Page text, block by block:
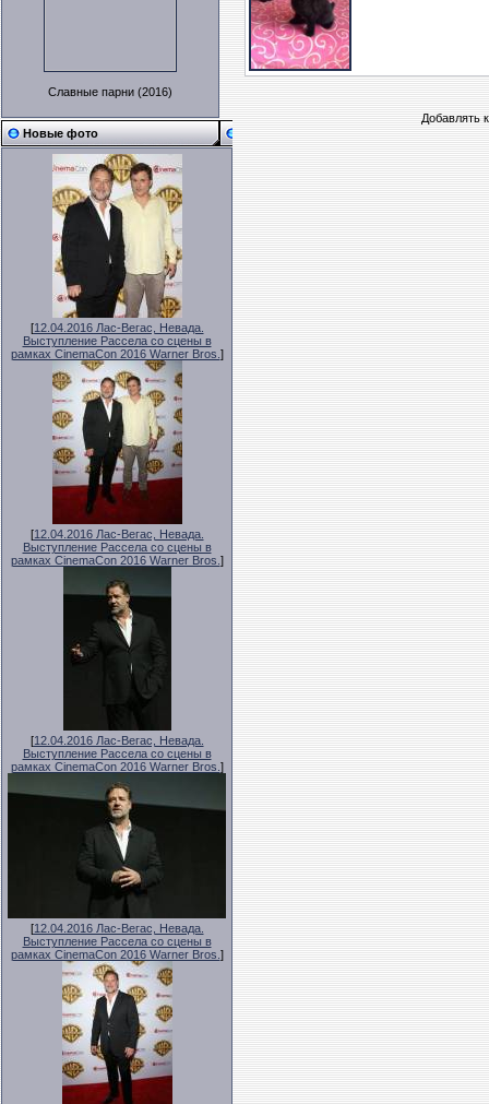
Славные парни (2016)
Новые фото
[12.04.2016 Лас-Вегас, Невада.
Выступление Рассела со сцены в
рамках CinemaCon 2016 Warner Bros. ]
[12.04.2016 Лас-Вегас, Невада.
Выступление Рассела со сцены в
рамках CinemaCon 2016 Warner Bros. ]
[12.04.2016 Лас-Вегас, Невада.
Выступление Рассела со сцены в
рамках CinemaCon 2016 Warner Bros. ]
[12.04.2016 Лас-Вегас, Невада.
Выступление Рассела со сцены в
рамках CinemaCon 2016 Warner Bros. ]
Добавлять